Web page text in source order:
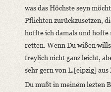
was das Höchste seyn
Pflichten zurückzusetzen,
hoffte ich damals und hoffe
retten. Wenn Du wißen
freylich nicht ganz leicht,
sehr gern von L.[eipzig]
Du mußt in meinem lezten